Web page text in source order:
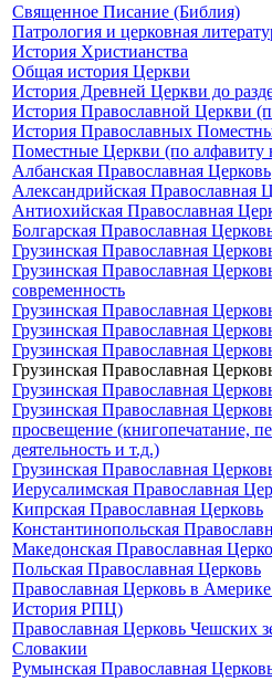
Священное Писание (Библия)
Патрология и церковная
История Христианства
Общая история Церкви
История Древней Церкви до
История Православной Церкви
История Православных
Поместные Церкви (по алфавиту
Албанская Православная Церковь
Александрийская Православная
Антиохийская Православная
Болгарская Православная
Грузинская Православная
Грузинская Православная
современность
Грузинская Православная
Грузинская Православная
Грузинская Православная
Грузинская Православная
Грузинская Православная
Грузинская Православная
просвещение (книгопечатание,
деятельность и т.д.)
Грузинская Православная
Иерусалимская Православная
Кипрская Православная Церковь
Константинопольская
Македонская Православная
Польская Православная Церковь
Православная Церковь в
История РПЦ)
Православная Церковь Чешских
Словакии
Румынская Православная